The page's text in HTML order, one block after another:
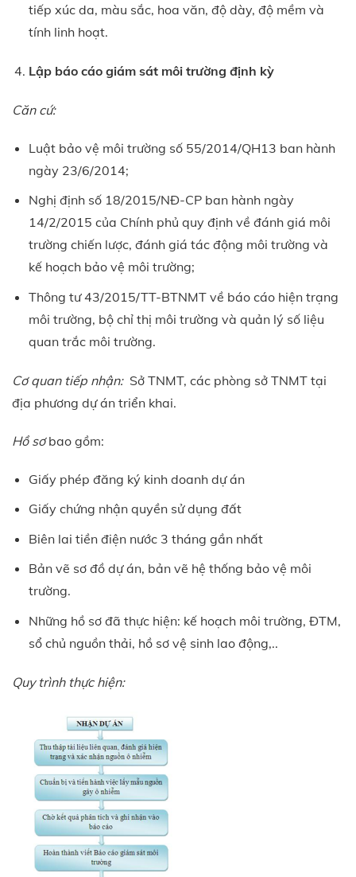
tiếp xúc da, màu sắc, hoa văn, độ dày, độ mềm và
tính linh hoạt.
Lập báo cáo giám sát môi trường định kỳ
Căn cứ:
Luật bảo vệ môi trường số 55/2014/QH13 ban hành
ngày 23/6/2014;
Nghị định số 18/2015/NĐ-CP ban hành ngày
14/2/2015 của Chính phủ quy định về đánh giá môi
trường chiến lược, đánh giá tác động môi trường và
kế hoạch bảo vệ môi trường;
Thông tư 43/2015/TT-BTNMT về báo cáo hiện trạng
môi trường, bộ chỉ thị môi trường và quản lý số liệu
quan trắc môi trường.
Cơ quan tiếp nhận: Sở TNMT, các phòng sở TNMT tại
địa phương dự án triển khai.
Hồ sơbao gồm:
Giấy phép đăng ký kinh doanh dự án
Giấy chứng nhận quyền sử dụng đất
Biên lai tiền điện nước 3 tháng gần nhất
Bản vẽ sơ đồ dự án, bản vẽ hệ thống bảo vệ môi
trường.
Những hồ sơ đã thực hiện: kế hoạch môi trường, ĐTM,
sổ chủ nguồn thải, hồ sơ vệ sinh lao động,..
Quy trình thực hiện: